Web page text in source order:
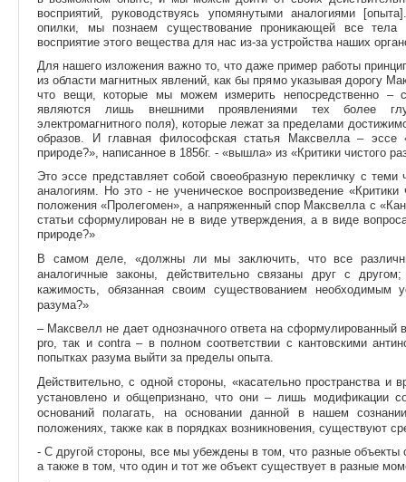
восприятий, руководствуясь упомянутыми аналогиями
опилки, мы познаем существование проникающей все тела
восприятие этого вещества для нас из-за устройства наших
Для нашего изложения важно то, что даже пример работы
из области магнитных явлений, как бы прямо указывая дорогу
что вещи, которые мы можем измерить непосредственно –
являются лишь внешними проявлениями тех более
электромагнитного поля), которые лежат за пределами
образов. И главная философская статья Максвелла – эссе
природе?», написанное в 1856г. - «вышла» из «Критики чистого
Это эссе представляет собой своеобразную перекличку с
аналогиям. Но это - не ученическое воспроизведение
положения «Пролегомен», а напряженный спор Максвелла с
статьи сформулирован не в виде утверждения, а в виде
природе?»
В самом деле, «должны ли мы заключить, что все
аналогичные законы, действительно связаны друг с
кажимость, обязанная своим существованием
разума?»
– Максвелл не дает однозначного ответа на сформулированный
pro, так и contra – в полном соответствии с кантовскими
попытках разума выйти за пределы опыта.
Действительно, с одной стороны, «касательно пространства и
установлено и общепризнано, что они – лишь модификации
оснований полагать, на основании данной в нашем
положениях, также как в порядках возникновения, существуют
- С другой стороны, все мы убеждены в том, что разные
а также в том, что один и тот же объект существует в разные